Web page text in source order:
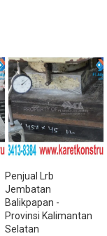
Penjual Lrb
Jembatan
Balikpapan -
Provinsi Kalimantan
Selatan